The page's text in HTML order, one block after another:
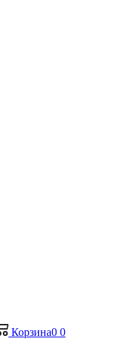
Корзина0 0